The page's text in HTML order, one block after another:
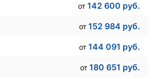
от 142 600 руб.
от 152 984 руб.
от 144 091 руб.
от 180 651 руб.